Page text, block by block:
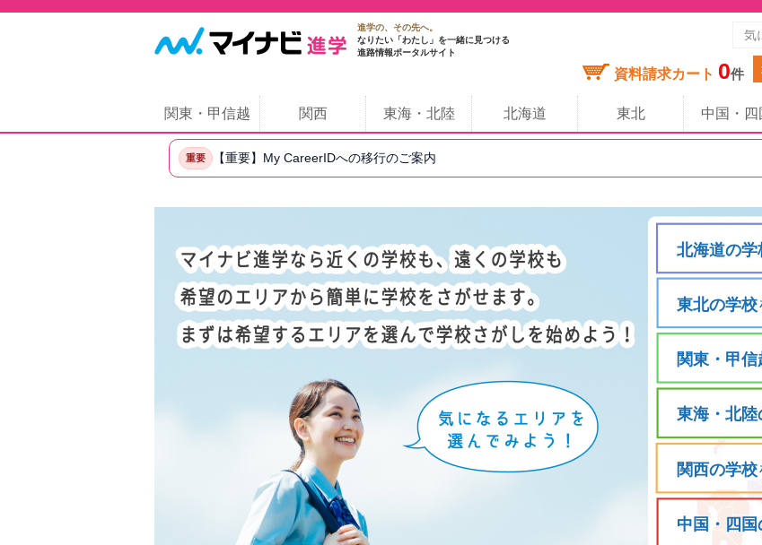
進学の、その先へ。
なりたい「わたし」を一緒に見つける
進路情報ポータルサイト
資料請求カート 0件
関東・甲信越 関西 東海・北陸 北海道 東北 中国・四
重要 【重要】My CareerIDへの移行のご案内
北海道の学
東北の学校
関東・甲
東海・北陸
関西の学校
中国・四国